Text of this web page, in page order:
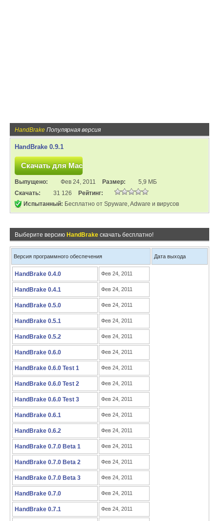
HandBrake Популярная версия
HandBrake 0.9.1
Выпущено: Фев 24, 2011 Размер:
5,9 МБ
Скачать:
31 126
Рейтинг:
Испытанный: Бесплатно от Spyware, Adware и вирусов
Выберите версию HandBrake скачать бесплатно!
Версия программного обеспечения Дата выхода
HandBrake 0.4.0 Фев 24, 2011
HandBrake 0.4.1 Фев 24, 2011
HandBrake 0.5.0 Фев 24, 2011
HandBrake 0.5.1 Фев 24, 2011
HandBrake 0.5.2 Фев 24, 2011
HandBrake 0.6.0 Фев 24, 2011
HandBrake 0.6.0 Test 1 Фев 24, 2011
HandBrake 0.6.0 Test 2 Фев 24, 2011
HandBrake 0.6.0 Test 3 Фев 24, 2011
HandBrake 0.6.1 Фев 24, 2011
HandBrake 0.6.2 Фев 24, 2011
HandBrake 0.7.0 Beta 1 Фев 24, 2011
HandBrake 0.7.0 Beta 2 Фев 24, 2011
HandBrake 0.7.0 Beta 3 Фев 24, 2011
HandBrake 0.7.0 Фев 24, 2011
HandBrake 0.7.1 Фев 24, 2011